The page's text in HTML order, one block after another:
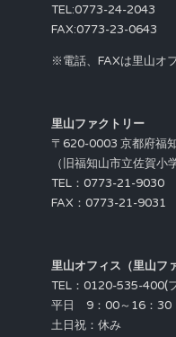
TEL:0773-24-2043
FAX:0773-23-0643
※電話、FAXは里山オ
里山ファクトリー
〒620-0003 京都府福
（旧福知山市立佐賀小
TEL：0773-21-9030
FAX：0773-21-9031
里山オフィス（里山フ
TEL：0120-535-400(
平日 9：00～16：30
土日祝：休み